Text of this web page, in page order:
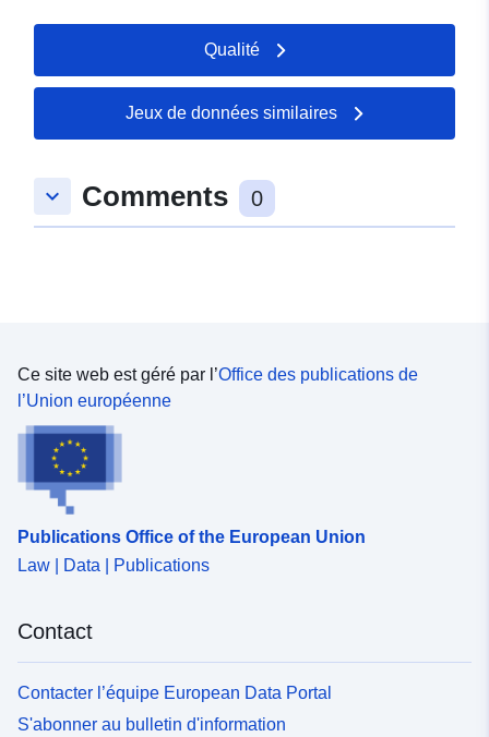
Qualité
Jeux de données similaires
keyboard_arrow_down Comments 0
Ce site web est géré par l’Office des publications de
l’Union européenne
Publications Office of the European Union
Law | Data | Publications
Contact
Contacter l’équipe European Data Portal
S'abonner au bulletin d'information